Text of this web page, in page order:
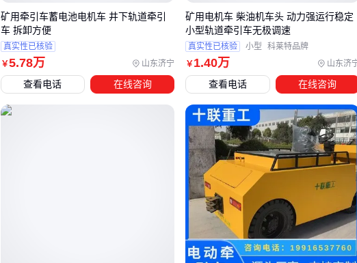
维护配件如牵引车维修包
也是必备项，定期更换易损件能显
康明斯牵引车维修包
包含密封垫和
接头等关键部件，适合频繁使用的场景。
配套设备的选择需基于主设备的使用频率和环境。例如，井下
和水平仪的精度。
五、电动轨道牵引车日常使用与维护的三大关键点
操作电动轨道牵引车时，需严格按照 轨道牵引车操作手册
行，避免超载或急加速导致电机过热。长期过载运行可能损坏
和牵引轮的磨损情况，及时更换磨
￥5.78万 山东济宁
矿用牵引车蓄电池电机车 井下轨道牵引
车 拆卸方便
真实性已核验
查看电话 在线咨询
￥1.40万 山东济
矿用电机车 柴油机车头 动力强运行稳定
小型轨道牵引车无极调速
真实性已核验 小型 科莱特品牌
查看电话 在线咨询